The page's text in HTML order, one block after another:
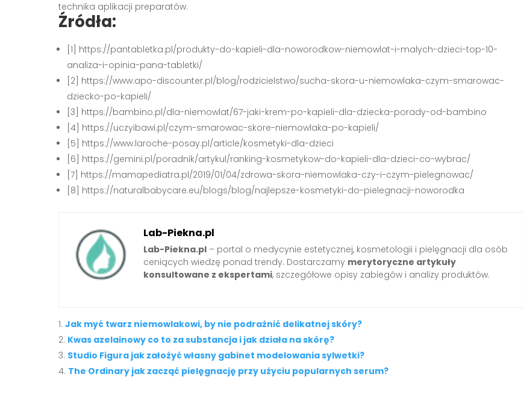
technika aplikacji preparatów.
Źródła:
[1] https://pantabletka.pl/produkty-do-kapieli-dla-noworodkow-niemowlat-i-malych-dzieci-top-10-
analiza-i-opinia-pana-tabletki/
[2] https://www.apo-discounter.pl/blog/rodzicielstwo/sucha-skora-u-niemowlaka-czym-smarowac-
dziecko-po-kapieli/
[3] https://bambino.pl/dla-niemowlat/67-jaki-krem-po-kapieli-dla-dziecka-porady-od-bambino
[4] https://uczyibawi.pl/czym-smarowac-skore-niemowlaka-po-kapieli/
[5] https://www.laroche-posay.pl/article/kosmetyki-dla-dzieci
[6] https://gemini.pl/poradnik/artykul/ranking-kosmetykow-do-kapieli-dla-dzieci-co-wybrac/
[7] https://mamapediatra.pl/2019/01/04/zdrowa-skora-niemowlaka-czy-i-czym-pielegnowac/
[8] https://naturalbabycare.eu/blogs/blog/najlepsze-kosmetyki-do-pielegnacji-noworodka
Lab-Piekna.pl
Lab-Piekna.pl – portal o medycynie estetycznej, kosmetologii i pielęgnacji dla osób
ceniących wiedzę ponad trendy. Dostarczamy merytoryczne artykuły
konsultowane z ekspertami, szczegółowe opisy zabiegów i analizy produktów.
Jak myć twarz niemowlakowi, by nie podrażnić delikatnej skóry?
Kwas azelainowy co to za substancja i jak działa na skórę?
Studio Figura jak założyć własny gabinet modelowania sylwetki?
The Ordinary jak zacząć pielęgnację przy użyciu popularnych serum?